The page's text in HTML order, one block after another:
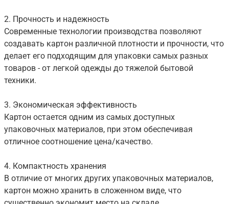
2. Прочность и надежность
Современные технологии производства позволяют
создавать картон различной плотности и прочности, что
делает его подходящим для упаковки самых разных
товаров - от легкой одежды до тяжелой бытовой
техники.
3. Экономическая эффективность
Картон остается одним из самых доступных
упаковочных материалов, при этом обеспечивая
отличное соотношение цена/качество.
4. Компактность хранения
В отличие от многих других упаковочных материалов,
картон можно хранить в сложенном виде, что